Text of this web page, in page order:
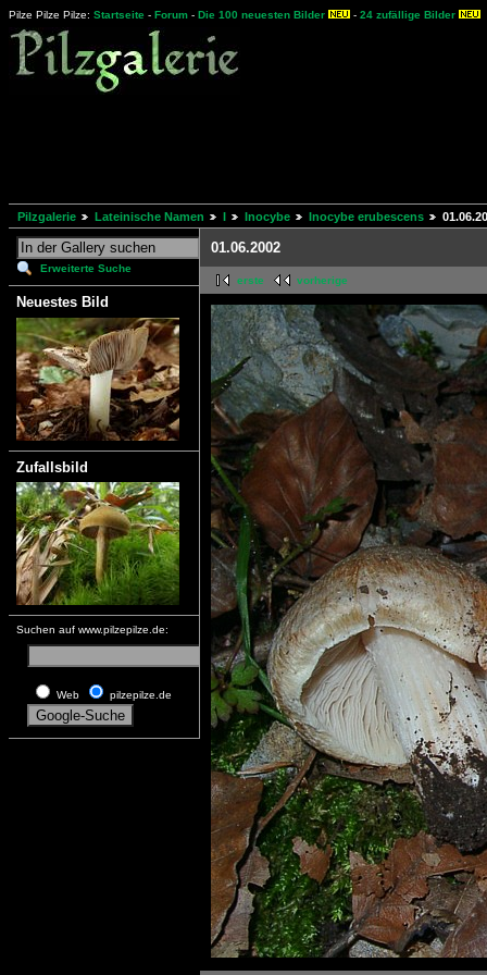
Pilze Pilze Pilze: Startseite - Forum - Die 100 neuesten Bilder - 24 zufällige Bilder
Pilzgalerie Lateinische Namen I Inocybe Inocybe erubescens
Erweiterte Suche
Neuestes Bild
Zufallsbild
Suchen auf www.pilzepilze.de:
Web pilzepilze.de
01.06.2002
erste vorherige